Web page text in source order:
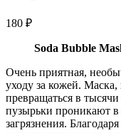
180 ₽
Soda Bubble
Очень приятная,
уходу за кожей. Маска,
превращаться в
пузырьки проникают
загрязнения.